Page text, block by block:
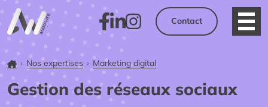
Facebook
LinkedInInstagram
Contact
Accueil
Nos expertises Marketing digital
Gestion des réseaux sociaux